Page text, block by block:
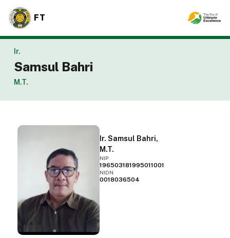
FT
Ir.
Samsul Bahri
M.T.
Ir. Samsul Bahri,
M.T.
NIP
196503181995011001
NIDN
0018036504